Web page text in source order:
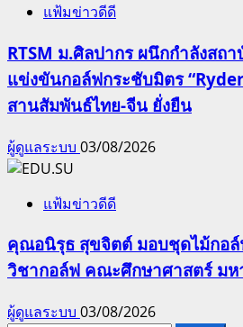
แฟ้มข่าวดีดี
RTSM ม.ศิลปากร ผนึกกำลังสถ
แข่งขันกอล์ฟกระชับมิตร
สานสัมพันธ์ไทย-จีน ยั่งยืน
ผู้ดูแลระบบ 03/08/2026
แฟ้มข่าวดีดี
คุณอนิรุธ สุขจิตต์ มอบชุดไม้กอ
วิชากอล์ฟ คณะศึกษาศาสตร์ มห
ผู้ดูแลระบบ 03/08/2026